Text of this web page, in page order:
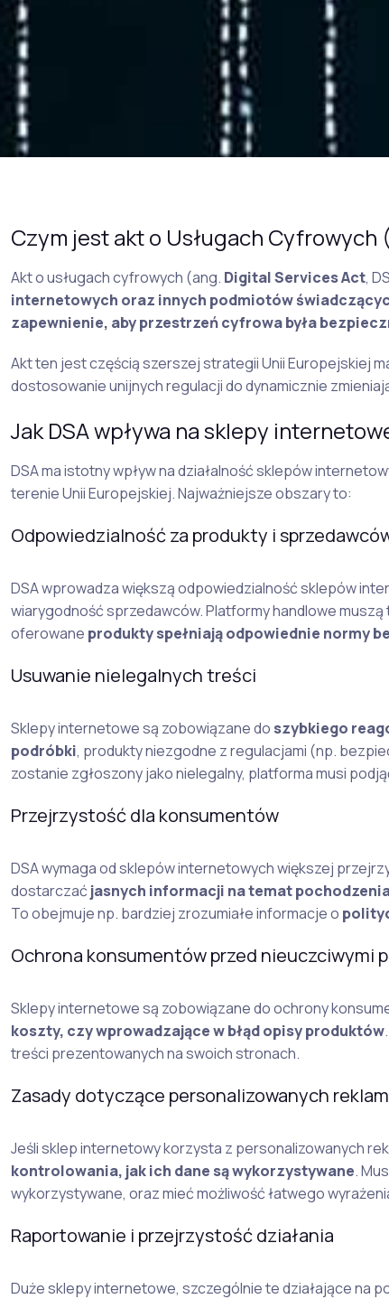
Czym jest akt o Usługach Cyfrowych
Akt o usługach cyfrowych (ang. Digital Services Act,
internetowych oraz innych podmiotów
zapewnienie, aby przestrzeń cyfrowa była
Akt ten jest częścią szerszej strategii Unii Europejskiej
dostosowanie unijnych regulacji do dynamicznie
Jak DSA wpływa na sklepy
DSA ma istotny wpływ na działalność sklepów
terenie Unii Europejskiej. Najważniejsze obszary to:
Odpowiedzialność za produkty i
DSA wprowadza większą odpowiedzialność sklepów
wiarygodność sprzedawców. Platformy handlowe muszą
oferowane produkty spełniają odpowiednie normy
Usuwanie nielegalnych treści
Sklepy internetowe są zobowiązane do szybkiego
podróbki, produkty niezgodne z regulacjami (np.
zostanie zgłoszony jako nielegalny, platforma musi
Przejrzystość dla konsumentów
DSA wymaga od sklepów internetowych większej
dostarczać jasnych informacji na temat
To obejmuje np. bardziej zrozumiałe informacje o
Ochrona konsumentów przed nieuczciwymi
Sklepy internetowe są zobowiązane do ochrony
koszty, czy wprowadzające w błąd opisy produktów
treści prezentowanych na swoich stronach.
Zasady dotyczące personalizowanych reklam
Jeśli sklep internetowy korzysta z personalizowanych
kontrolowania, jak ich dane są wykorzystywane.
wykorzystywane, oraz mieć możliwość łatwego
Raportowanie i przejrzystość działania
Duże sklepy internetowe, szczególnie te działające na